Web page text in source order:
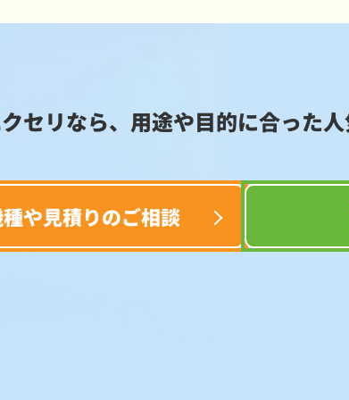
セリなら、用途や目的に合った
や見積りのご相談